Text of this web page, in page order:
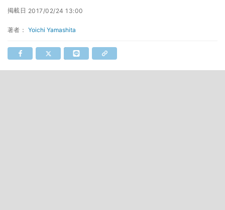
掲載日 2017/02/24 13:00
著者： Yoichi Yamashita